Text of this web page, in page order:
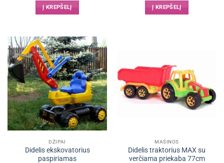
Į KREPŠELĮ Į KREPŠELĮ
DŽIPAI
Didelis ekskovatorius
paspiriamas
MAŠINOS
Didelis traktorius MAX su
verčiama priekaba 77cm